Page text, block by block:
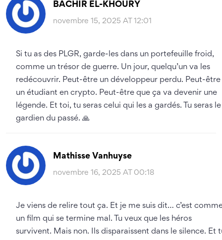
BACHIR EL-KHOURY
novembre 15, 2025 AT 12:01
Si tu as des PLGR, garde-les dans un portefeuille froid,
comme un trésor de guerre. Un jour, quelqu’un va les
redécouvrir. Peut-être un développeur perdu. Peut-être
un étudiant en crypto. Peut-être que ça va devenir une
légende. Et toi, tu seras celui qui les a gardés. Tu seras le
gardien du passé. 🙏
Mathisse Vanhuyse
novembre 16, 2025 AT 00:18
Je viens de relire tout ça. Et je me suis dit… c’est
un film qui se termine mal. Tu veux que les héros
survivent. Mais non. Ils disparaissent dans le silence. Et